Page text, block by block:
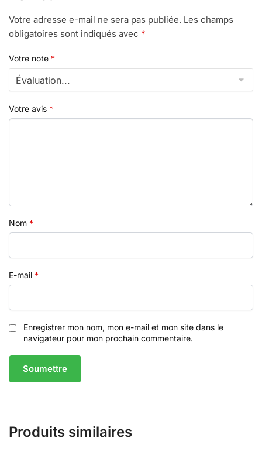
Votre adresse e-mail ne sera pas publiée. Les champs
obligatoires sont indiqués avec *
Votre note *
Votre avis *
Nom *
E-mail *
Enregistrer mon nom, mon e-mail et mon site dans le
navigateur pour mon prochain commentaire.
Produits similaires